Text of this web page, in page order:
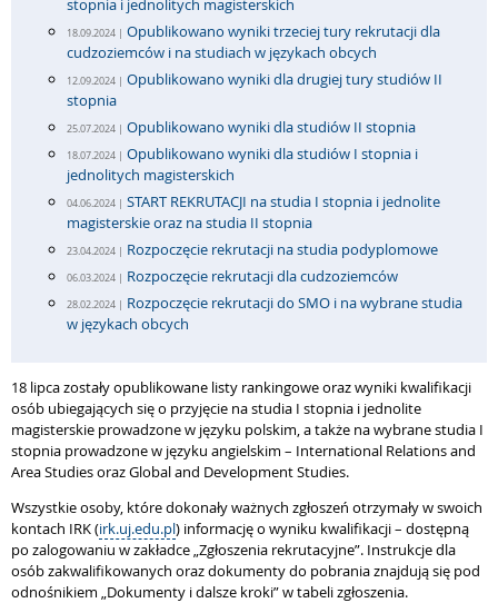
stopnia i jednolitych magisterskich
18.09.2024 | Opublikowano wyniki trzeciej tury rekrutacji dla
cudzoziemców i na studiach w językach obcych
12.09.2024 | Opublikowano wyniki dla drugiej tury studiów II
stopnia
25.07.2024 | Opublikowano wyniki dla studiów II stopnia
18.07.2024 | Opublikowano wyniki dla studiów I stopnia i
jednolitych magisterskich
04.06.2024 | START REKRUTACJI na studia I stopnia i jednolite
magisterskie oraz na studia II stopnia
23.04.2024 | Rozpoczęcie rekrutacji na studia podyplomowe
06.03.2024 | Rozpoczęcie rekrutacji dla cudzoziemców
28.02.2024 | Rozpoczęcie rekrutacji do SMO i na wybrane studia
w językach obcych
18 lipca zostały opublikowane listy rankingowe oraz wyniki kwalifikacji
osób ubiegających się o przyjęcie na studia I stopnia i jednolite
magisterskie prowadzone w języku polskim, a także na wybrane studia I
stopnia prowadzone w języku angielskim – International Relations and
Area Studies oraz Global and Development Studies.
Wszystkie osoby, które dokonały ważnych zgłoszeń otrzymały w swoich
kontach IRK (irk.uj.edu.pl) informację o wyniku kwalifikacji – dostępną
po zalogowaniu w zakładce „Zgłoszenia rekrutacyjne”. Instrukcje dla
osób zakwalifikowanych oraz dokumenty do pobrania znajdują się pod
odnośnikiem „Dokumenty i dalsze kroki” w tabeli zgłoszenia.